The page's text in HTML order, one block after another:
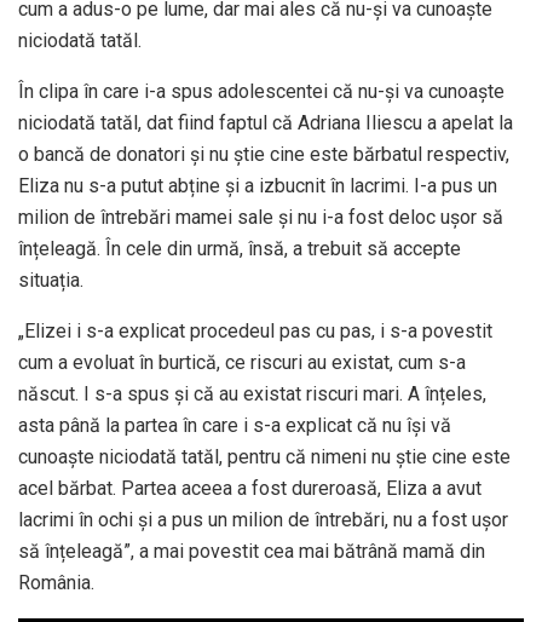
cum a adus-o pe lume, dar mai ales că nu-și va cunoaște
niciodată tatăl.
În clipa în care i-a spus adolescentei că nu-și va cunoaște
niciodată tatăl, dat fiind faptul că Adriana Iliescu a apelat la
o bancă de donatori și nu știe cine este bărbatul respectiv,
Eliza nu s-a putut abține și a izbucnit în lacrimi. I-a pus un
milion de întrebări mamei sale și nu i-a fost deloc ușor să
înțeleagă. În cele din urmă, însă, a trebuit să accepte
situația.
„Elizei i s-a explicat procedeul pas cu pas, i s-a povestit
cum a evoluat în burtică, ce riscuri au existat, cum s-a
născut. I s-a spus și că au existat riscuri mari. A înțeles,
asta până la partea în care i s-a explicat că nu își vă
cunoaște niciodată tatăl, pentru că nimeni nu știe cine este
acel bărbat. Partea aceea a fost dureroasă, Eliza a avut
lacrimi în ochi și a pus un milion de întrebări, nu a fost ușor
să înțeleagă”, a mai povestit cea mai bătrână mamă din
România.